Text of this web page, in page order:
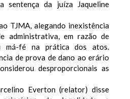
sentença da juíza Jaqueline
TJMA, alegando inexistência
administrativa, em razão de
má-fé na prática dos atos.
de prova de dano ao erário
desproporcionais as
Everton (relator) disse